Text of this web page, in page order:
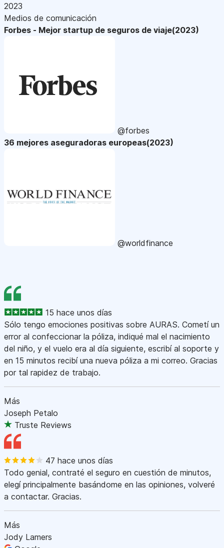
2023
Medios de comunicación
Forbes - Mejor startup de seguros de viaje(2023)
@forbes
36 mejores aseguradoras europeas(2023)
@worldfinance
15 hace unos días
Sólo tengo emociones positivas sobre AURAS. Cometí un
error al confeccionar la póliza, indiqué mal el nacimiento
del niño, y el vuelo era al día siguiente, escribí al soporte y
en 15 minutos recibí una nueva póliza a mi correo. Gracias
por tal rapidez de trabajo.
Más
Joseph Petalo
Truste Reviews
47 hace unos días
Todo genial, contraté el seguro en cuestión de minutos,
elegí principalmente basándome en las opiniones, volveré
a contactar. Gracias.
Más
Jody Lamers